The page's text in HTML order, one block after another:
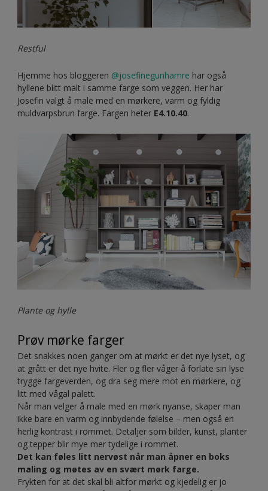
Mal hyller og vegger i samme farge
Å male møblene i samme farge som veggen – er virkelig
male en stor bokhylle, en enkel frittstående hylle eller et
stort skap – det er ikke til å komme utenom at det er noe
spesielt med malte møbler.
En enkel måte til å skape en avslappende og harmonisk
følelse i et rom!
Hjemme hos bloggeren@tildabjarsmyrhar veggene og Billy
bokhyllene fra IKEA blitt malt med den myke, vakre fargen
Restful Sarcelles
Les mer her om hvordan du maler dine tremøbler på den
mest holdbare måten.Klikk her.
Restful
Hjemme hos bloggeren@josefinegunhamre har også
hyllene blitt malt i samme farge som veggen. Her har
Josefin valgt å male med en mørkere, varm og fyldig
muldvarpsbrun farge. Fargen heterE4.10.40.